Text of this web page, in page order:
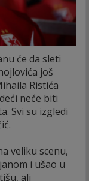
će da sleti
još
Ristića
neće biti
Svi su izgledi
veliku scenu,
i ušao u
ali